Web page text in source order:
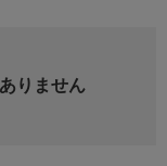
りません